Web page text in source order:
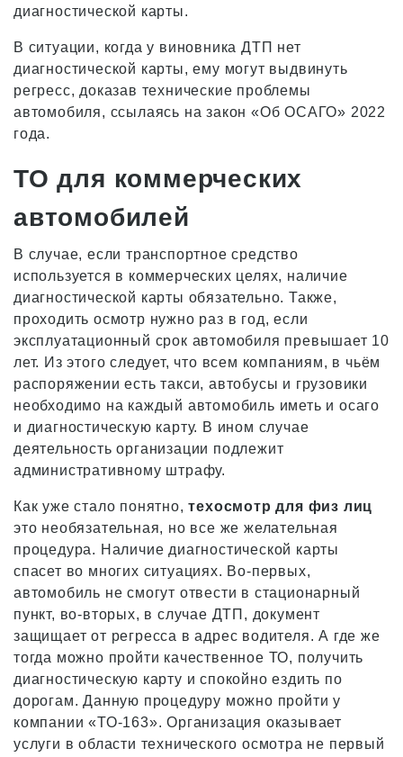
диагностической карты.
В ситуации, когда у виновника ДТП нет
диагностической карты, ему могут выдвинуть
регресс, доказав технические проблемы
автомобиля, ссылаясь на закон «Об ОСАГО» 2022
года.
ТО для коммерческих
автомобилей
В случае, если транспортное средство
используется в коммерческих целях, наличие
диагностической карты обязательно. Также,
проходить осмотр нужно раз в год, если
эксплуатационный срок автомобиля превышает 10
лет. Из этого следует, что всем компаниям, в чьём
распоряжении есть такси, автобусы и грузовики
необходимо на каждый автомобиль иметь и осаго
и диагностическую карту. В ином случае
деятельность организации подлежит
административному штрафу.
Как уже стало понятно,техосмотр для физ лиц
это необязательная, но все же желательная
процедура. Наличие диагностической карты
спасет во многих ситуациях. Во-первых,
автомобиль не смогут отвести в стационарный
пункт, во-вторых, в случае ДТП, документ
защищает от регресса в адрес водителя. А где же
тогда можно пройти качественное ТО, получить
диагностическую карту и спокойно ездить по
дорогам. Данную процедуру можно пройти у
компании «ТО-163». Организация оказывает
услуги в области технического осмотра не первый